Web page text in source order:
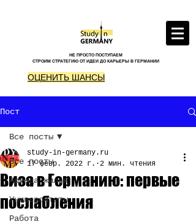
НЕ ПРОСТО ПОСТУПАЕМ
СТРОИМ СТРАТЕГИЮ ОТ ИДЕИ ДО КАРЬЕРЫ В ГЕРМАНИИ
ОЦЕНИТЬ ШАНСЫ
Пост
Все посты
Аренда жилья
Университеты
Работа
Все посты
Виза в Германию: первые
послабления
study-in-germany.ru
17 февр. 2022 г.
2 мин. чтения